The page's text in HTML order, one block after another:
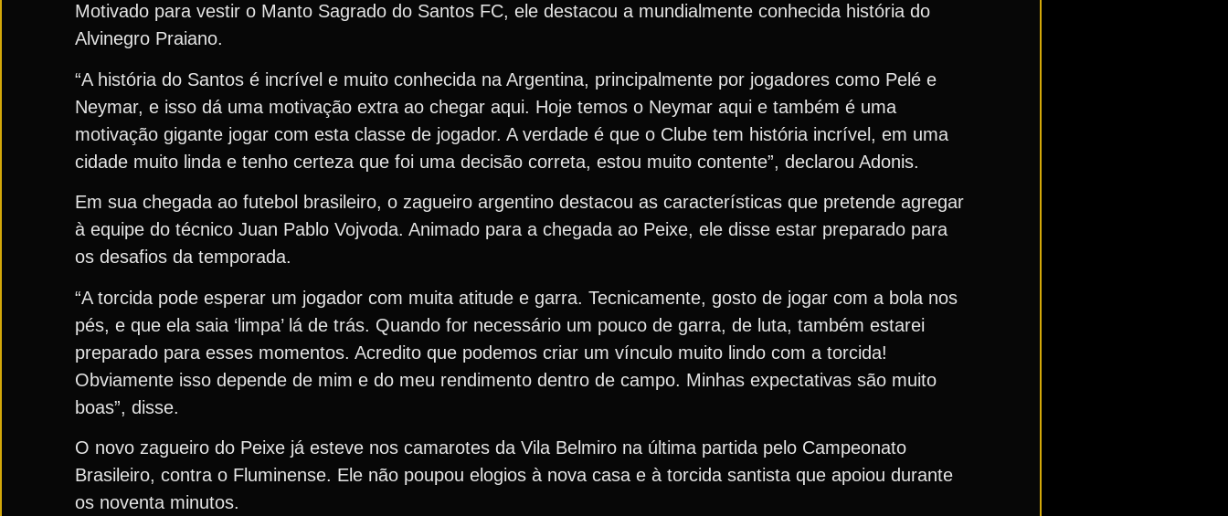
Motivado para vestir o Manto Sagrado do Santos FC, ele destacou a mundialmente conhecida história do
Alvinegro Praiano.
“A história do Santos é incrível e muito conhecida na Argentina, principalmente por jogadores como Pelé e
Neymar, e isso dá uma motivação extra ao chegar aqui. Hoje temos o Neymar aqui e também é uma
motivação gigante jogar com esta classe de jogador. A verdade é que o Clube tem história incrível, em uma
cidade muito linda e tenho certeza que foi uma decisão correta, estou muito contente”, declarou Adonis.
Em sua chegada ao futebol brasileiro, o zagueiro argentino destacou as características que pretende agregar
à equipe do técnico Juan Pablo Vojvoda. Animado para a chegada ao Peixe, ele disse estar preparado para
os desafios da temporada.
“A torcida pode esperar um jogador com muita atitude e garra. Tecnicamente, gosto de jogar com a bola nos
pés, e que ela saia ‘limpa’ lá de trás. Quando for necessário um pouco de garra, de luta, também estarei
preparado para esses momentos. Acredito que podemos criar um vínculo muito lindo com a torcida!
Obviamente isso depende de mim e do meu rendimento dentro de campo. Minhas expectativas são muito
boas”, disse.
O novo zagueiro do Peixe já esteve nos camarotes da Vila Belmiro na última partida pelo Campeonato
Brasileiro, contra o Fluminense. Ele não poupou elogios à nova casa e à torcida santista que apoiou durante
os noventa minutos.